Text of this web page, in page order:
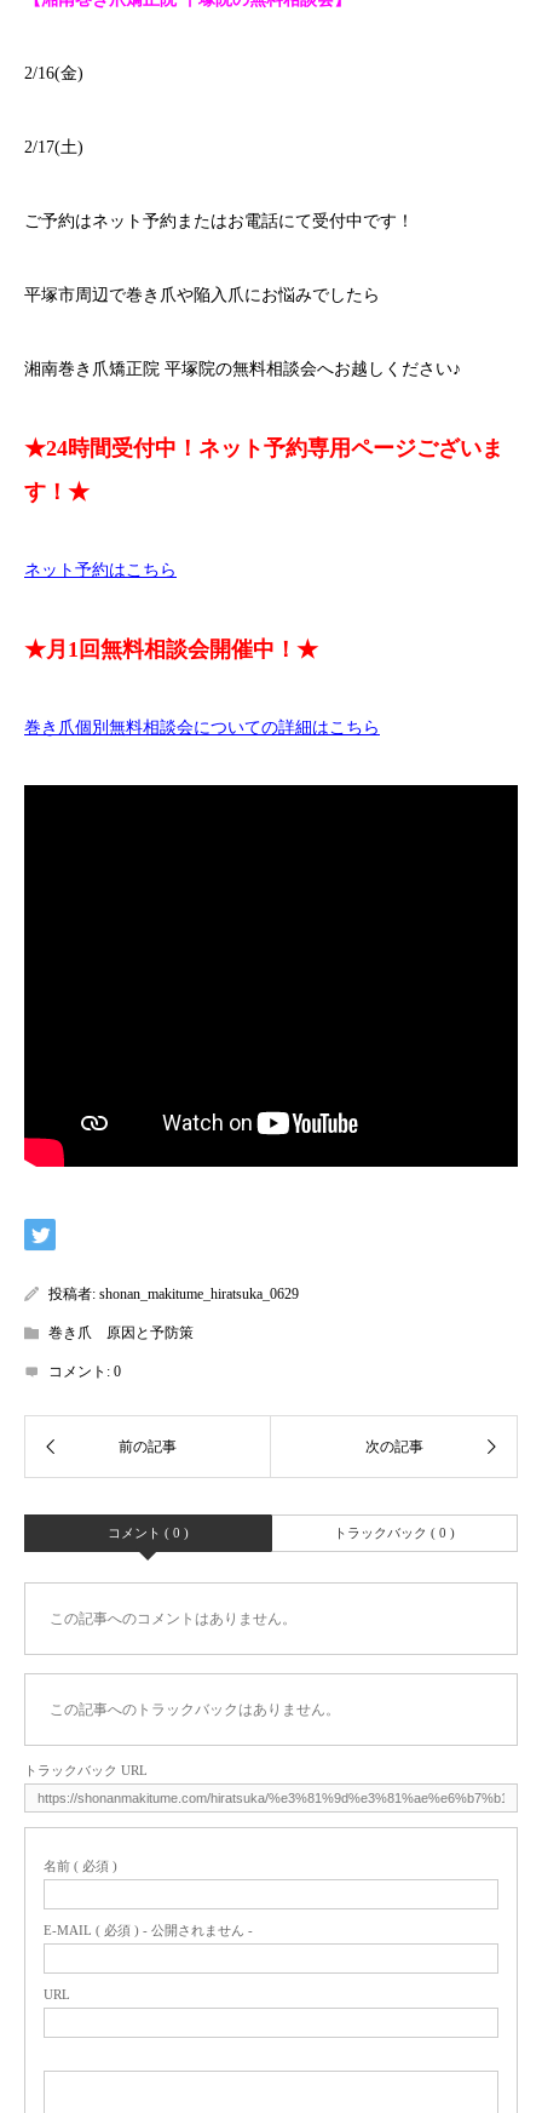
2/16(金)
2/17(土)
ご予約はネット予約またはお電話にて受付中です！
平塚市周辺で巻き爪や陥入爪にお悩みでしたら
湘南巻き爪矯正院 平塚院の無料相談会へお越しください♪
★24時間受付中！ネット予約専用ページございま
す！★
ネット予約はこちら
★月1回無料相談会開催中！★
巻き爪個別無料相談会についての詳細はこちら
投稿者: shonan_makitume_hiratsuka_0629
巻き爪 原因と予防策
コメント: 0
コメント ( 0 ) トラックバック ( 0 )
この記事へのコメントはありません。
この記事へのトラックバックはありません。
トラックバック URL
名前 ( 必須 )
E-MAIL ( 必須 ) - 公開されません -
URL